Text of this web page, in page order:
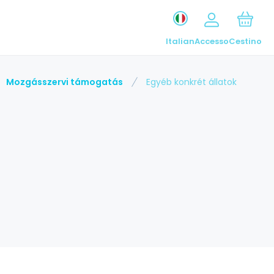
ItalianAccessoCestino
Mozgásszervi támogatás Egyéb konkrét állatok